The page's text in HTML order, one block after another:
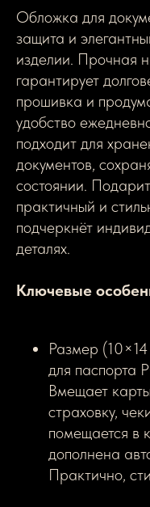
Обложка для
защита и
изделии. Прочная
гарантирует
прошивка и
удобство
подходит для
документов,
состоянии.
практичный и
подчеркнёт
деталях.
Ключевые
Размер
для паспорта
Вмещает
страховку,
помещается в
дополнена
Практично,